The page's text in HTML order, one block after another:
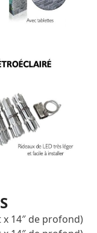
x 14″ de profond)